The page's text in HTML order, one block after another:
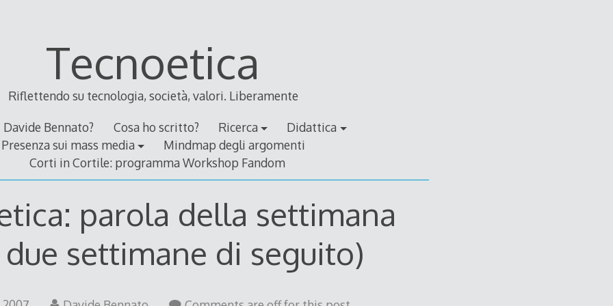
Tecnoetica
Riflettendo su tecnologia, società, valori. Liberamente
Davide Bennato? Cosa ho scritto? Ricerca
Didattica
Presenza sui mass media
Mindmap degli argomenti
Corti in Cortile: programma Workshop Fandom
parola della settimana
settimane di seguito)